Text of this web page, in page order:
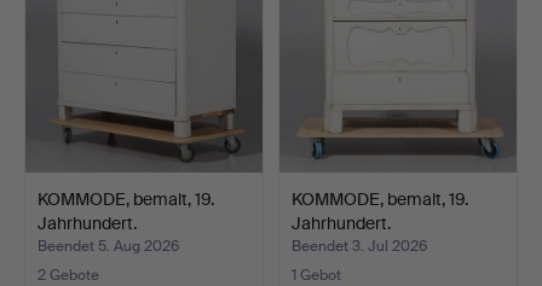
KOMMODE, bemalt, 19.
Jahrhundert.
Beendet 5. Aug 2026
2 Gebote
KOMMODE, bemalt, 19.
Jahrhundert.
Beendet 3. Jul 2026
1 Gebot